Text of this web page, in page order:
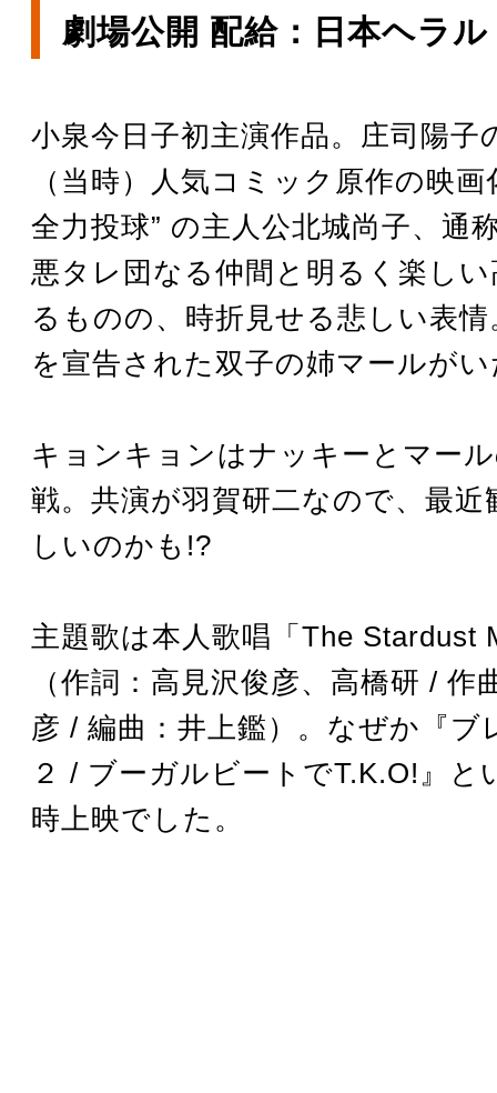
劇場公開 配給：日本ヘラ
小泉今日子初主演作品。庄司陽子
（当時）人気コミック原作の映
全力投球” の主人公北城尚子、通
悪タレ団なる仲間と明るく楽し
るものの、時折見せる悲しい表
を宣告された双子の姉マールが
キョンキョンはナッキーとマー
戦。共演が羽賀研二なので、最近
しいのかも!?
主題歌は本人歌唱「The Stardust
（作詞：高見沢俊彦、高橋研 / 作
彦 / 編曲：井上鑑）。なぜか『ブ
２ / ブーガルビートでT.K.O!』と
時上映でした。